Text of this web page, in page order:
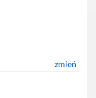
zmień